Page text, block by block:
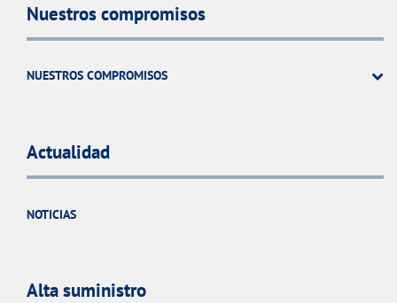
Nuestros compromisos
NUESTROS COMPROMISOS
Actualidad
NOTICIAS
Alta suministro